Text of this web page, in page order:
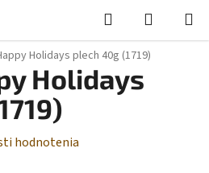
Hľadať
KOŠÍK
Holidays plech 40g (1719)
Holidays
hodnotenia